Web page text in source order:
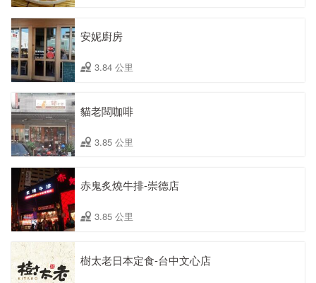
安妮廚房
3.84 公里
貓老闆咖啡
3.85 公里
赤鬼炙燒牛排-崇德店
3.85 公里
樹太老日本定食-台中文心店